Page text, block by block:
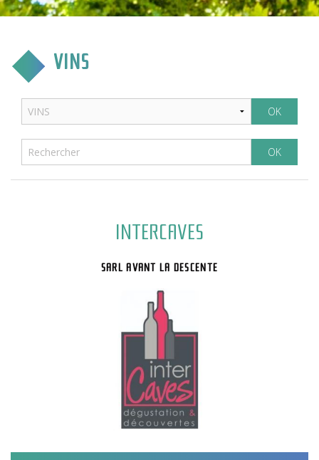
CULTURE & COMMUNICATION
VIE ASSOCIATIVE
ENVIRONNEMENT & QUALITÉ
VINS
INTERCAVES
SARL AVANT LA DESCENTE